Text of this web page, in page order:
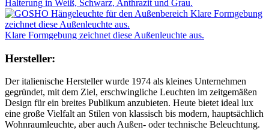
Halterung in Weiß, Schwarz, Anthrazit und Grau.
Klare Formgebung zeichnet diese Außenleuchte aus.
Hersteller:
Der italienische Hersteller wurde 1974 als kleines Unternehmen
gegründet, mit dem Ziel, erschwingliche Leuchten im zeitgemäßen
Design für ein breites Publikum anzubieten. Heute bietet ideal lux
eine große Vielfalt an Stilen von klassisch bis modern, hauptsächlich
Wohnraumleuchte, aber auch Außen- oder technische Beleuchtung.